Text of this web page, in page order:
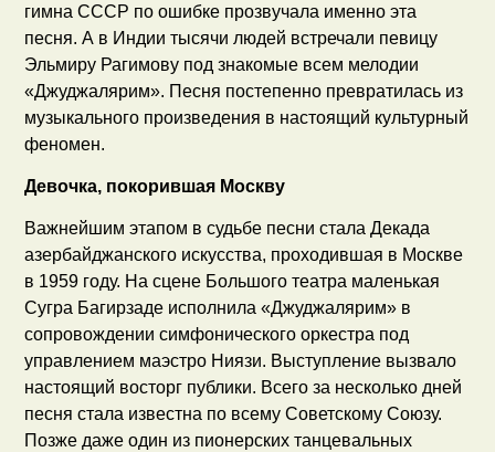
гимна СССР по ошибке прозвучала именно эта
песня. А в Индии тысячи людей встречали певицу
Эльмиру Рагимову под знакомые всем мелодии
«Джуджалярим». Песня постепенно превратилась из
музыкального произведения в настоящий культурный
феномен.
Девочка, покорившая Москву
Важнейшим этапом в судьбе песни стала Декада
азербайджанского искусства, проходившая в Москве
в 1959 году. На сцене Большого театра маленькая
Сугра Багирзаде исполнила «Джуджалярим» в
сопровождении симфонического оркестра под
управлением маэстро Ниязи. Выступление вызвало
настоящий восторг публики. Всего за несколько дней
песня стала известна по всему Советскому Союзу.
Позже даже один из пионерских танцевальных